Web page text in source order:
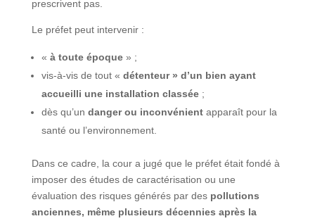
prescrivent pas.
Le préfet peut intervenir :
« à toute époque» ;
vis-à-vis de tout « détenteur » d’un bien ayant
accueilli une installation classée;
dès qu’un danger ou inconvénientapparaît pour la
santé ou l’environnement.
Dans ce cadre, la cour a jugé que le préfet était fondé à
imposer des études de caractérisation ou une
évaluation des risques générés par des pollutions
anciennes, même plusieurs décennies après la